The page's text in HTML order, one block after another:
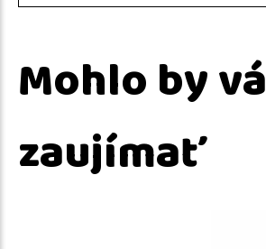
Mohlo by
zaujímať